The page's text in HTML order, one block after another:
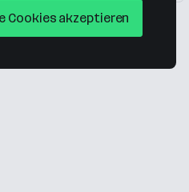
Cookies akzeptieren